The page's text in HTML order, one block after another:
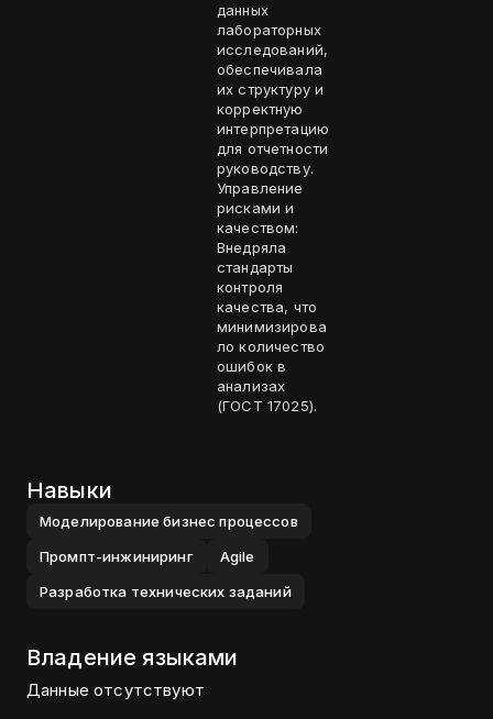
данных
лабораторных
исследований,
обеспечивала
их структуру и
корректную
интерпретацию
для отчетности
руководству.
Управление
рисками и
качеством:
Внедряла
стандарты
контроля
качества, что
минимизирова
ло количество
ошибок в
анализах
(ГОСТ 17025).
Навыки
Моделирование бизнес процессов
Промпт-инжиниринг
Agile
Разработка технических заданий
Владение языками
Данные отсутствуют